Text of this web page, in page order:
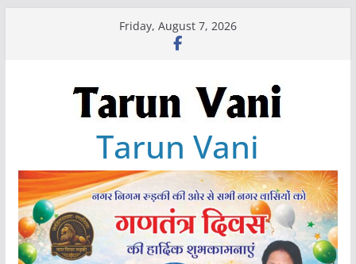
Friday, August 7, 2026
Tarun Vani